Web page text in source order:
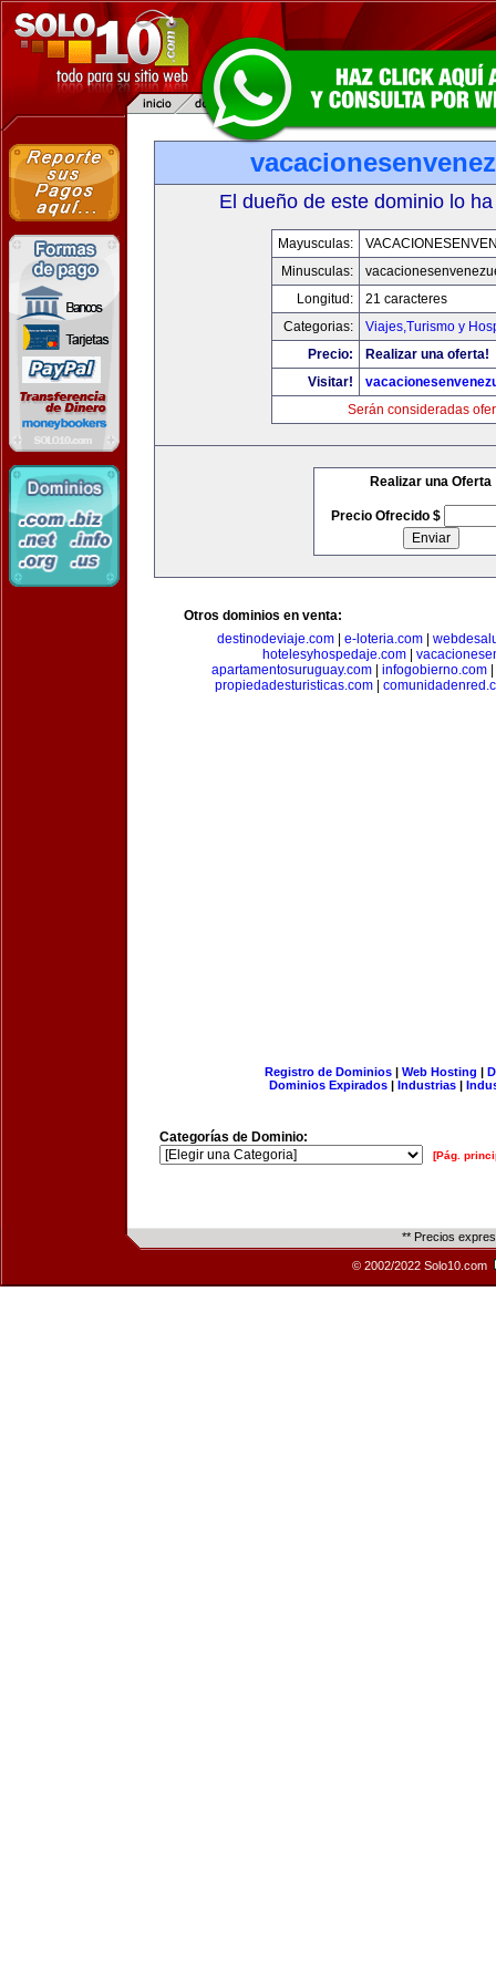
El dueño de este dominio lo
Mayusculas:
Minusculas:
Longitud:
21 caracteres
Categorias:
Viajes,Turismo y
Precio:
Realizar una oferta!
Visitar!
Serán consideradas
Realizar una Oferta
Precio Ofrecido $
Otros dominios en venta:
destinodeviaje.com
e-loteria.com
hotelesyhospedaje.com
apartamentosuruguay.com
infogobierno.com
propiedadesturisticas.com|
Registro de Dominios| Web Hosting |
Dominios Expirados | Industrias |
Categorías de Dominio:
[Pág.
** Precios
© 2002/2022 Solo10.com